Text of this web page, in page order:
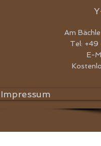
Am
Tel:
E-
Impressum